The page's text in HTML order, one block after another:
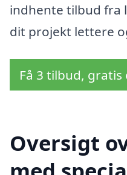
indhente tilbud fra
dit projekt lettere
Få 3 tilbud,
Oversigt